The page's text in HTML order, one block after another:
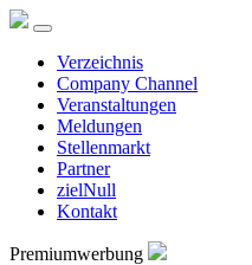
Verzeichnis
Company Channel
Veranstaltungen
Meldungen
Stellenmarkt
Partner
zielNull
Kontakt
Premiumwerbung